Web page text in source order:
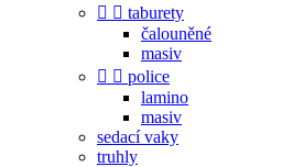
  taburety
čalouněné
masiv
  police
lamino
masiv
sedací vaky
truhly